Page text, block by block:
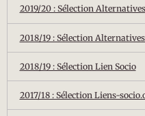
2019/20 : Sélection
2018/19 : Sélection
2018/19 : Sélection Lien Socio
2017/18 : Sélection Liens-